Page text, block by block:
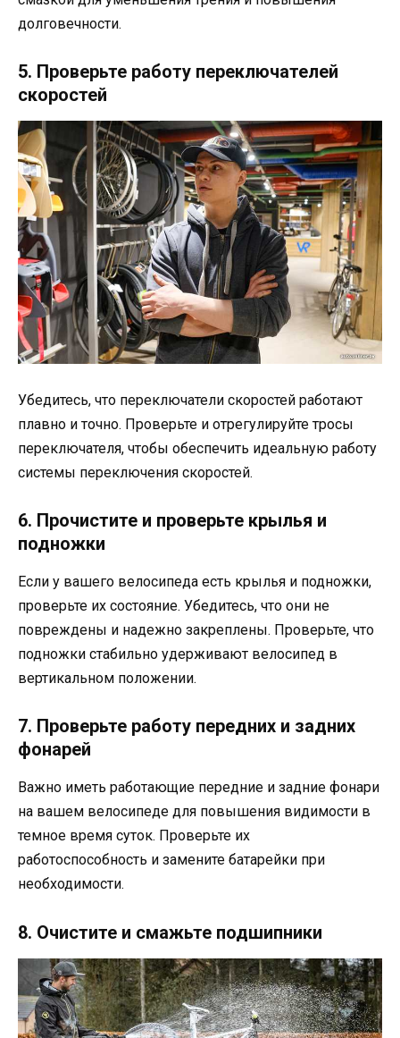
долговечности.
5. Проверьте работу переключателей
скоростей
Убедитесь, что переключатели скоростей работают
плавно и точно. Проверьте и отрегулируйте тросы
переключателя, чтобы обеспечить идеальную работу
системы переключения скоростей.
6. Прочистите и проверьте крылья и
подножки
Если у вашего велосипеда есть крылья и подножки,
проверьте их состояние. Убедитесь, что они не
повреждены и надежно закреплены. Проверьте, что
подножки стабильно удерживают велосипед в
вертикальном положении.
7. Проверьте работу передних и задних
фонарей
Важно иметь работающие передние и задние фонари
на вашем велосипеде для повышения видимости в
темное время суток. Проверьте их
работоспособность и замените батарейки при
необходимости.
8. Очистите и смажьте подшипники